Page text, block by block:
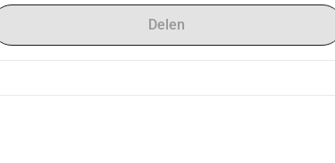
onze website voor meer informatie:
Delen